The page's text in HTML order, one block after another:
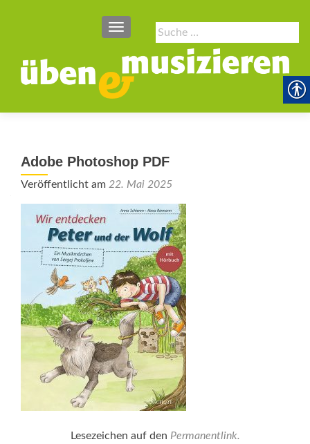
Suche
nach:
SCHALTE NAVIGATION
Adobe Photoshop PDF
Veröffentlicht am 22. Mai 2025
Lesezeichen auf den Permanentlink.